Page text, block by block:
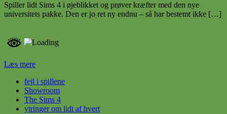
Spiller lidt Sims 4 i øjeblikket og prøver kræfter med den nye
universitets pakke. Den er jo ret ny endnu – så har bestemt ikke […]
Læs mere
fejl i spillene
Showroom
The Sims 4
ytringer om lidt af hvert